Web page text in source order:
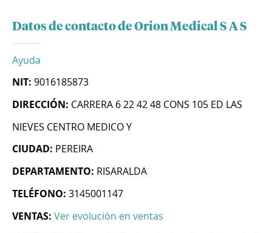
Datos de contacto de Orion Medical S A S
Ayuda
NIT: 9016185873
DIRECCIÓN: CARRERA 6 22 42 48 CONS 105 ED LAS
NIEVES CENTRO MEDICO Y
CIUDAD: PEREIRA
DEPARTAMENTO: RISARALDA
TELÉFONO: 3145001147
VENTAS: Ver evolución en ventas